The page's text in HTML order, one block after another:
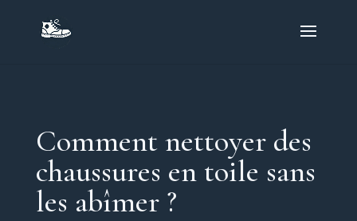
Comment nettoyer des
chaussures en toile sans
les abîmer ?